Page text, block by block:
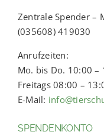
Zentrale Spender –
(035608) 419030
Anrufzeiten:
Mo. bis Do. 10:00 –
Freitags 08:00 –
E-Mail:
SPENDENKONTO